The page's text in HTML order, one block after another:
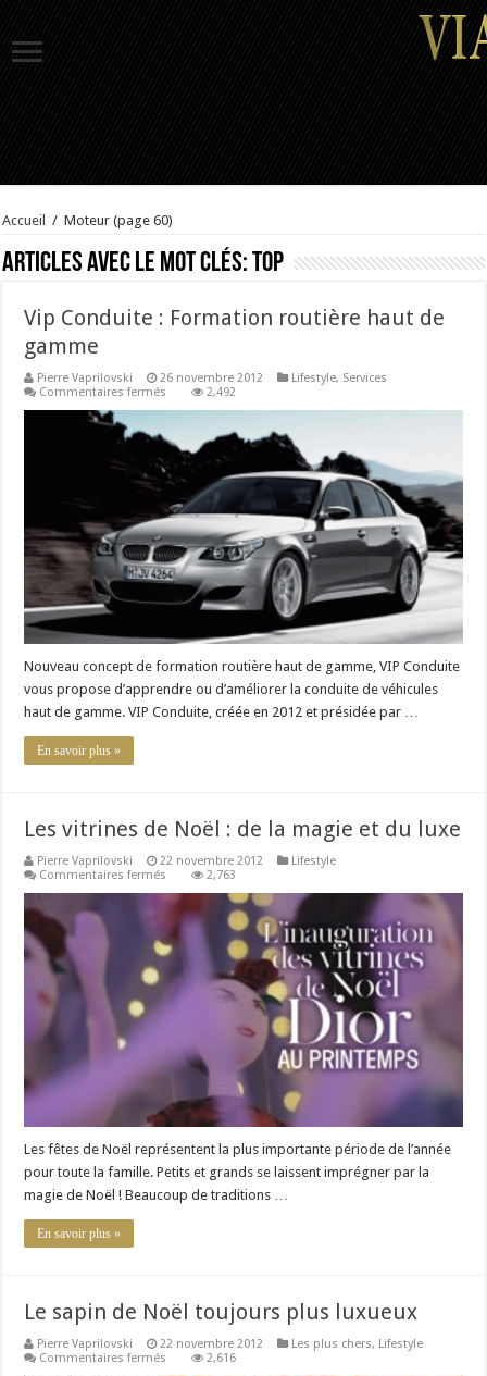
Accueil / Moteur (page 60)
Articles avec le mot clés:top
Vip Conduite : Formation routière haut de
gamme
Pierre Vaprilovski 26 novembre 2012 Lifestyle, Services
Commentaires fermés
Formation
routière
haut
gamme
2,492
Nouveau concept de formation routière haut de gamme, VIP Conduite
vous propose d’apprendre ou d’améliorer la conduite de véhicules
haut de gamme. VIP Conduite, créée en 2012 et présidée par …
En savoir plus »
Les vitrines de Noël : de la magie et du luxe
Pierre Vaprilovski 22 novembre 2012
Lifestyle
Commentaires fermés
vitrines
de
:
de
magie
et
2,763
Les fêtes de Noël représentent la plus importante période de l’année
pour toute la famille. Petits et grands se laissent imprégner par la
magie de Noël ! Beaucoup de traditions …
En savoir plus »
Le sapin de Noël toujours plus luxueux
Pierre Vaprilovski 22 novembre 2012 Les plus chers, Lifestyle
Commentaires fermés
2,616